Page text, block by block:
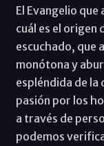
El Evangelio
cuál es el origen
escuchado, que
monótona y
espléndida de la
pasión por los
a través de
podemos